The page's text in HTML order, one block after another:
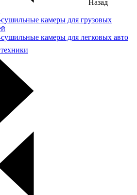
Назад
камеры для грузовых
камеры для легковых авто